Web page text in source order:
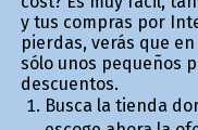
y tus compras por
pierdas, verás que
sólo unos pequeños
descuentos.
Busca la tienda